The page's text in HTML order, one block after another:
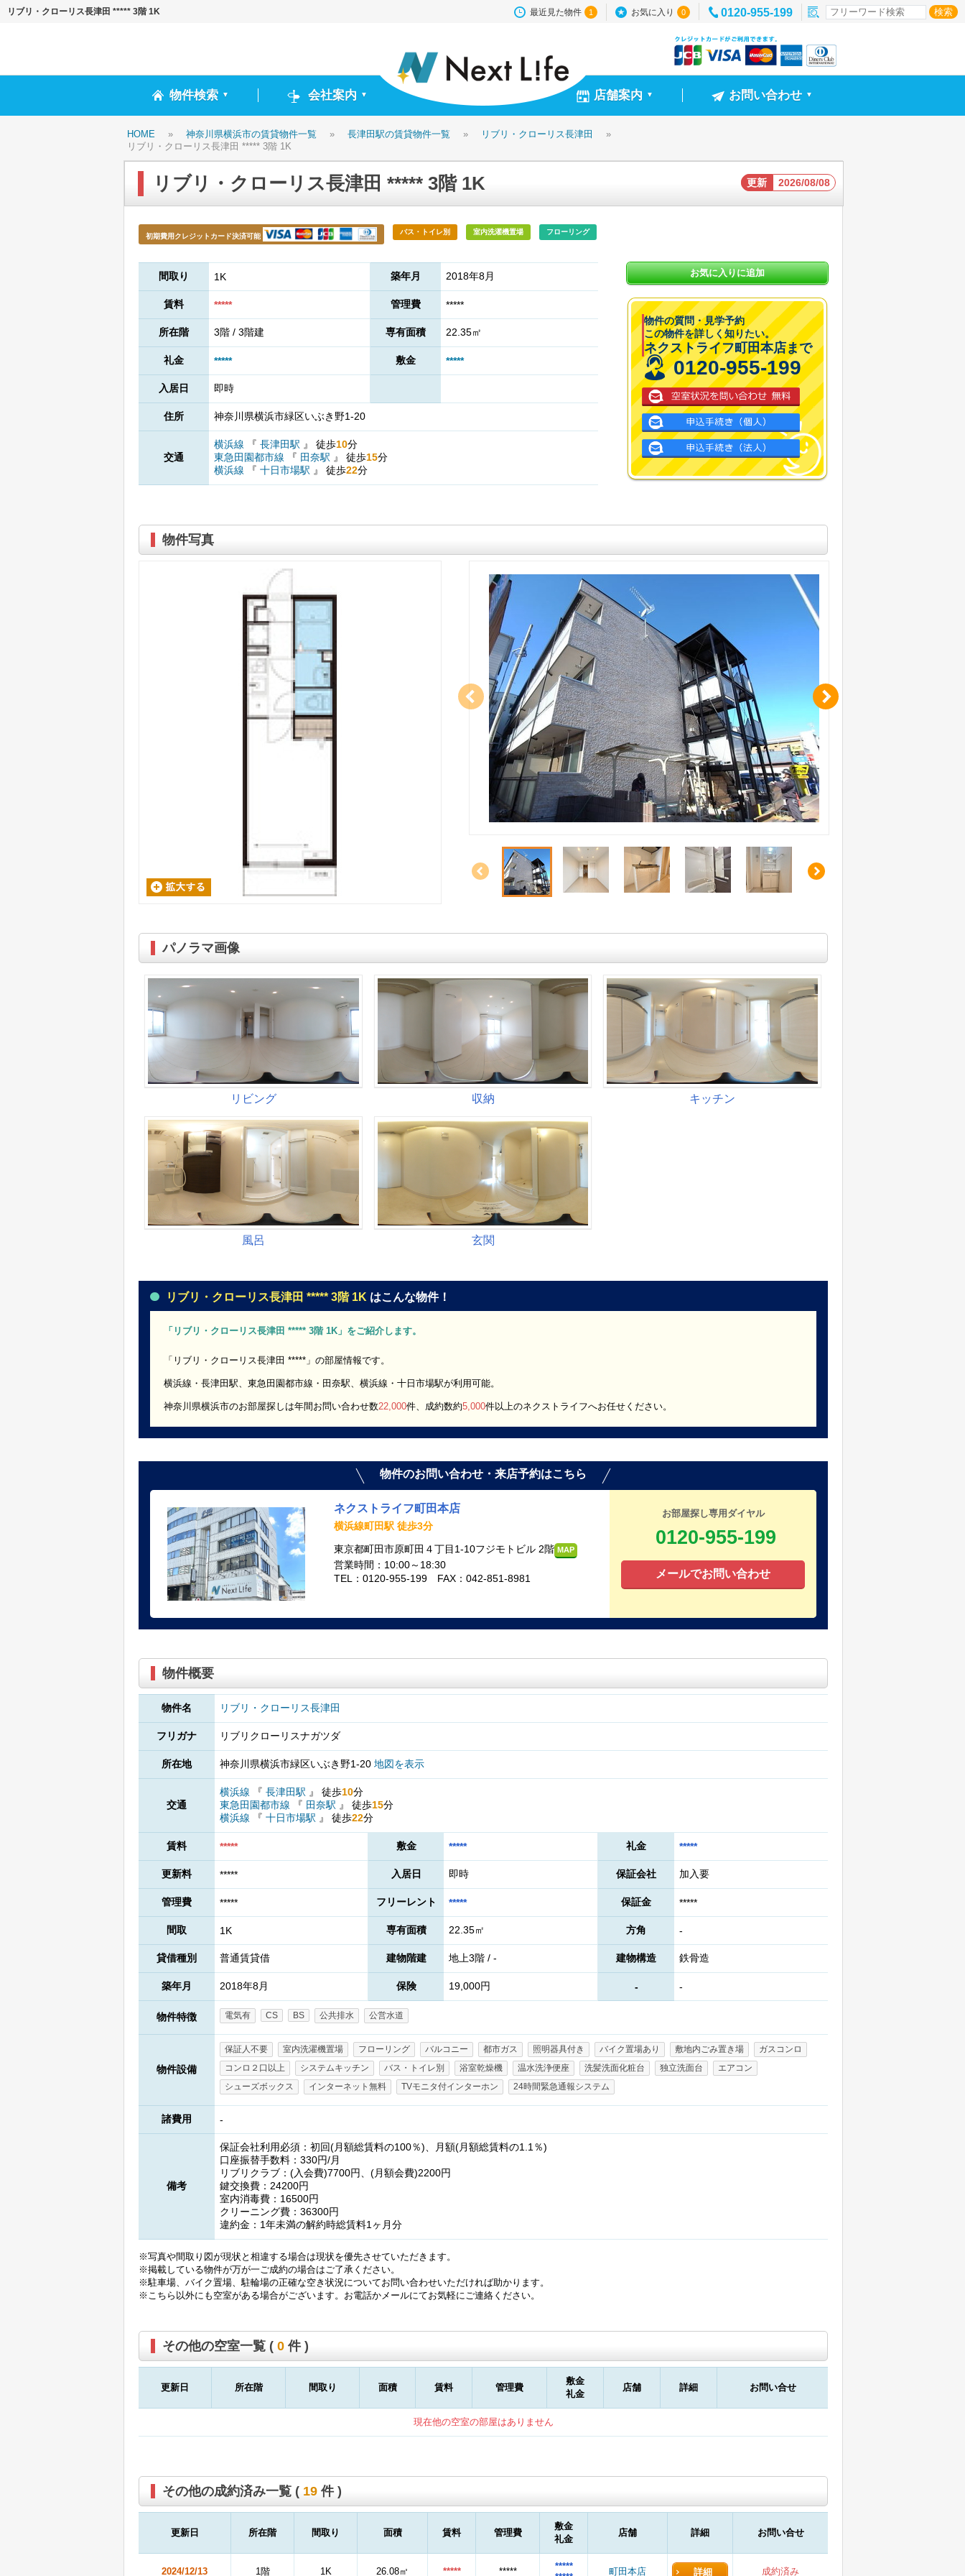
リブリ・クローリス長津田 ***** 3階 1K 最近見た物件 1 お気に入り 0 0120-955-199
物件検索 ▼ 会社案内 ▼ 店舗案内 ▼ お問い合わせ ▼
HOME » 神奈川県横浜市の賃貸物件一覧 » 長津田駅の賃貸物件一覧 » リブリ・クローリス長津田
»
リブリ・クローリス長津田 ***** 3階 1K
リブリ・クローリス長津田 ***** 3階 1K 更新 2026/08/08
初期費用クレジットカード決済可能
バス・トイレ別 室内洗濯機置場 フローリング
間取り 1K 築年月 2018年8月
賃料 ***** 管理費 *****
所在階 3階 / 3階建 専有面積 22.35㎡
礼金 ***** 敷金 *****
入居日 即時
住所 神奈川県横浜市緑区いぶき野1-20
交通
横浜線 『 長津田駅 』 徒歩10分
東急田園都市線
『 田奈駅 』 徒歩15分
横浜線
『 十日市場駅 』 徒歩22分
お気に入りに追加
物件の質問・見学予約
この物件を詳しく知りたい。
ネクストライフ町田本店まで
0120-955-199
物件写真
パノラマ画像
リブリ・クローリス長津田 ***** 3階 1K はこんな物件！
「リブリ・クローリス長津田 ***** 3階 1K」をご紹介します。
「リブリ・クローリス長津田 *****」の部屋情報です。
横浜線・長津田駅、東急田園都市線・田奈駅、横浜線・十日市場駅が利用可能。
神奈川県横浜市のお部屋探しは年間お問い合わせ数22,000件、成約数約5,000件以上のネクストライフへお任せください。
物件のお問い合わせ・来店予約はこちら
ネクストライフ町田本店
横浜線町田駅 徒歩3分
東京都町田市原町田４丁目1-10フジモトビル 2階 MAP
営業時間：10:00～18:30
TEL：0120-955-199 FAX：042-851-8981
お部屋探し専用ダイヤル
0120-955-199
メールでお問い合わせ
物件概要
物件名 リブリ・クローリス長津田
フリガナ リブリクローリスナガツダ
所在地 神奈川県横浜市緑区いぶき野1-20 地図を表示
交通
横浜線 『 長津田駅 』 徒歩10分
東急田園都市線
『 田奈駅 』 徒歩15分
横浜線
『 十日市場駅 』 徒歩22分
賃料 ***** 敷金 ***** 礼金 *****
更新料 ***** 入居日 即時 保証会社 加入要
管理費 ***** フリーレント ***** 保証金 *****
間取 1K 専有面積 22.35㎡ 方角 -
貸借種別 普通賃貸借 建物階建 地上3階 / - 建物構造 鉄骨造
築年月 2018年8月 保険 19,000円 - -
物件特徴 電気有 CS BS 公共排水 公営水道
物件設備
保証人不要 室内洗濯機置場 フローリング バルコニー 都市ガス 照明器具付き バイク置場あり 敷地内ごみ置き場
ガスコンロ
コンロ２口以上
システムキッチン バス・トイレ別 浴室乾燥機 温水洗浄便座 洗髪洗面化粧台 独立洗面台
エアコン
シューズボックス
インターネット無料 TVモニタ付インターホン 24時間緊急通報システム
諸費用 -
備考
保証会社利用必須：初回(月額総賃料の100％)、月額(月額総賃料の1.1％)
口座振替手数料：330円/月
リブリクラブ：(入会費)7700円、(月額会費)2200円
鍵交換費：24200円
室内消毒費：16500円
クリーニング費：36300円
違約金：1年未満の解約時総賃料1ヶ月分
※写真や間取り図が現状と相違する場合は現状を優先させていただきます。
※掲載している物件が万が一ご成約の場合はご了承ください。
※駐車場、バイク置場、駐輪場の正確な空き状況についてお問い合わせいただければ助かります。
※こちら以外にも空室がある場合がございます。お電話かメールにてお気軽にご連絡ください。
その他の空室一覧 ( 0 件 )
更新日 所在階 間取り 面積 賃料 管理費
敷金
礼金
店舗 詳細 お問い合せ
現在他の空室の部屋はありません
その他の成約済み一覧 ( 19 件 )
更新日 所在階 間取り 面積 賃料 管理費
敷金
礼金
店舗 詳細 お問い合せ
2024/12/13 1階 1K 26.08㎡ ***** *****
*****
町田本店 詳細 成約済み